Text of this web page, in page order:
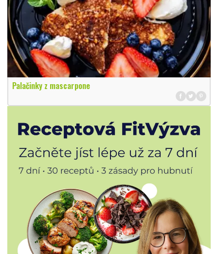
Palačinky z mascarpone